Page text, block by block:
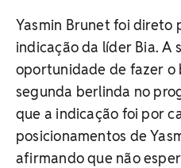
Yasmin Brunet foi direto
indicação da líder Bia. A
oportunidade de fazer
segunda berlinda no
que a indicação foi por
posicionamentos de
afirmando que não